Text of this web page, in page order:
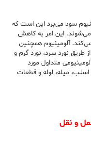
سود می‌برد این است که
این امر به کاهش
آلومینیوم همچنین
طریق نورد سرد، نورد گرم و
متداول مورد
میله‌، لوله‌ و قطعات
و نقل